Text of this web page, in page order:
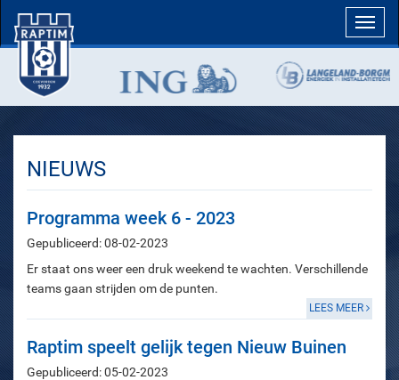
NIEUWS
Programma week 6 - 2023
Gepubliceerd: 08-02-2023
Er staat ons weer een druk weekend te wachten. Verschillende
teams gaan strijden om de punten.
LEES MEER
Raptim speelt gelijk tegen Nieuw Buinen
Gepubliceerd: 05-02-2023